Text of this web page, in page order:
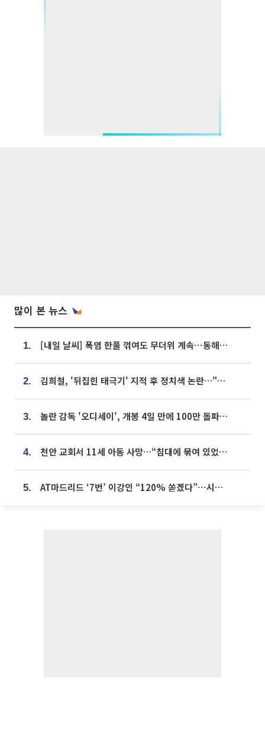
많이 본 뉴스
1. [내일 날씨] 폭염 한풀 꺾여도 무더위 계속⋯동해안 이틀 연속 비
2. 김희철, '뒤집힌 태극기' 지적 후 정치색 논란…"좌우 떠나 우리나라 국기"
3. 놀란 감독 '오디세이', 개봉 4일 만에 100만 돌파⋯'왕사남' 보다 빠르다
4. 천안 교회서 11세 아동 사망…“침대에 묶여 있었다” 진술 확보
5. AT마드리드 ‘7번’ 이강인 “120% 쏟겠다”⋯시메오네 감독 “필요한 선수”